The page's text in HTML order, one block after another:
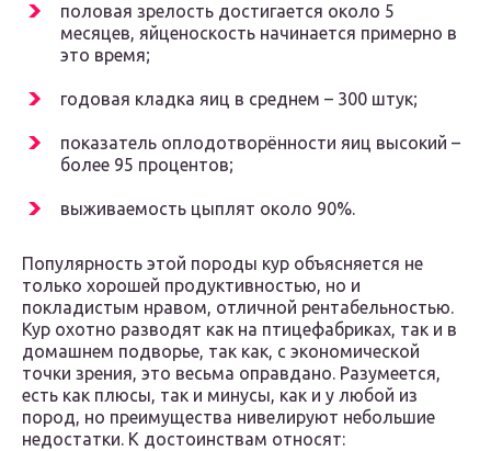
половая зрелость достигается около 5
месяцев, яйценоскость начинается примерно в
это время;
годовая кладка яиц в среднем – 300 штук;
показатель оплодотворённости яиц высокий –
более 95 процентов;
выживаемость цыплят около 90%.
Популярность этой породы кур объясняется не
только хорошей продуктивностью, но и
покладистым нравом, отличной рентабельностью.
Кур охотно разводят как на птицефабриках, так и в
домашнем подворье, так как, с экономической
точки зрения, это весьма оправдано. Разумеется,
есть как плюсы, так и минусы, как и у любой из
пород, но преимущества нивелируют небольшие
недостатки. К достоинствам относят: